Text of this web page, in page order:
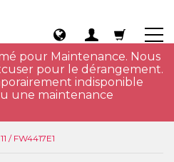
pour Maintenance. Nous
pour le dérangement.
indisponible
une maintenance
/ FW4417E1